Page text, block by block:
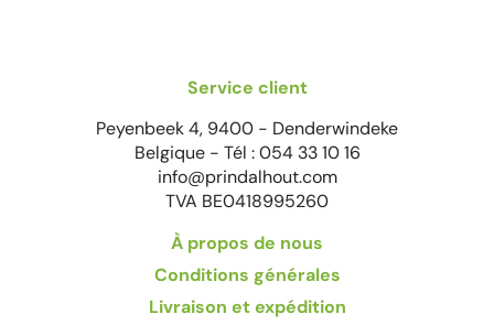
Service client
Peyenbeek 4, 9400 - Denderwindeke
Belgique - Tél : 054 33 10 16
info@prindalhout.com
TVA BE0418995260
À propos de nous
Conditions générales
Livraison et expédition